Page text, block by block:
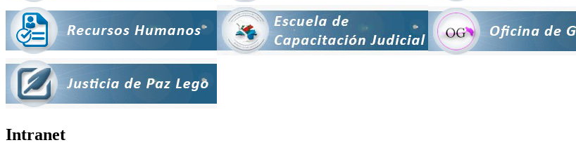
Intranet